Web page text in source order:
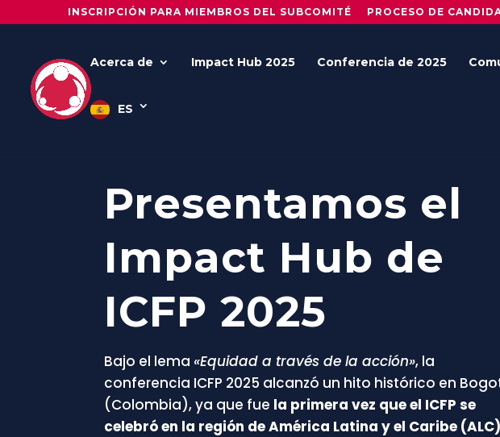
INSCRIPCIÓN PARA MIEMBROS DEL SUBCOMITÉ PROCESO DE
Acerca de Impact Hub 2025 Conferencia de 2025
ES
Presentamos el
Impact Hub de
ICFP 2025
Bajo el lema «Equidad a través de la acción», la
conferencia ICFP 2025 alcanzó un hito histórico en
(Colombia), ya que fue la primera vez que el ICFP se
celebró en la región de América Latina y el Caribe (ALC)